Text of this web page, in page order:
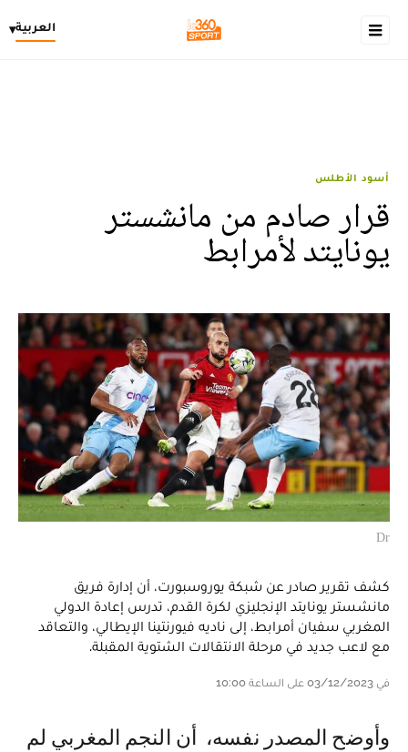
العربية▾
أسود الأطلس
قرار صادم من مانشستر
يونايتد لأمرابط
Dr
كشف تقرير صادر عن شبكة يوروسبورت، أن إدارة فريق
مانشستر يونايتد الإنجليزي لكرة القدم، تدرس إعادة الدولي
المغربي سفيان أمرابط، إلى ناديه فيورنتينا الإيطالي، والتعاقد
مع لاعب جديد في مرحلة الانتقالات الشتوية المقبلة.
في 03/12/2023 على الساعة 10:00
وأوضح المصدر نفسه، أن النجم المغربي لم